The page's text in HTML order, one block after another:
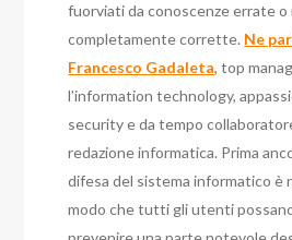
fuorviati da conoscenze errate o
completamente corrette. Ne
Francesco Gadaleta, top
l’information technology,
security e da tempo
redazione informatica. Prima
difesa del sistema informatico è
modo che tutti gli utenti